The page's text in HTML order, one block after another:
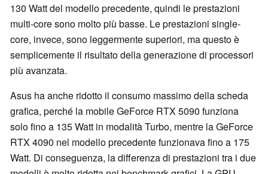
130 Watt del modello precedente, quindi le prestazioni
multi-core sono molto più basse. Le prestazioni single-
core, invece, sono leggermente superiori, ma questo è
semplicemente il risultato della generazione di processori
più avanzata.
Asus ha anche ridotto il consumo massimo della scheda
grafica, perché la mobile GeForce RTX 5090 funziona
solo fino a 135 Watt in modalità Turbo, mentre la GeForce
RTX 4090 nel modello precedente funzionava fino a 175
Watt. Di conseguenza, la differenza di prestazioni tra i due